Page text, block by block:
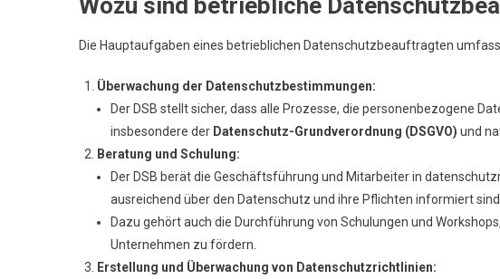
Wozu sind betriebliche
Die Hauptaufgaben eines betrieblichen Datenschutzbeauftragten
Überwachung der Datenschutzbestimmungen:
Der DSB stellt sicher, dass alle Prozesse, die personenbezogene
insbesondere der Datenschutz-Grundverordnung (DSGVO) und
Beratung und Schulung:
Der DSB berät die Geschäftsführung und Mitarbeiter in
ausreichend über den Datenschutz und ihre Pflichten informiert sind.
Dazu gehört auch die Durchführung von Schulungen und
Unternehmen zu fördern.
Erstellung und Überwachung von Datenschutzrichtlinien: